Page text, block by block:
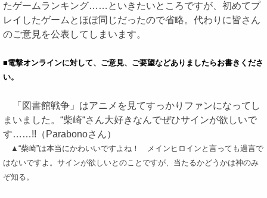
たゲームランキング……といきたいところですが、初めてプ
レイしたゲームとほぼ同じだったので省略。代わりに皆さん
のご意見を公表してしまいます。
■電撃オンラインに対して、ご意見、ご要望などありましたらお書きくださ
い。
「図書館戦争」はアニメを見てすっかりファンになってし
まいました。“柴崎“さん大好きなんでぜひサインが欲しいで
す……!!（Parabonoさん）
▲“柴崎”は本当にかわいいですよね！ メインヒロインと言っても過言で
はないですよ。サインが欲しいとのことですが、当たるかどうかは神のみ
ぞ知る。